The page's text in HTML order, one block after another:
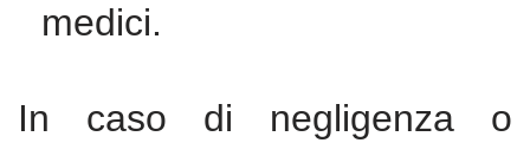
medici.
In caso di negligenza o